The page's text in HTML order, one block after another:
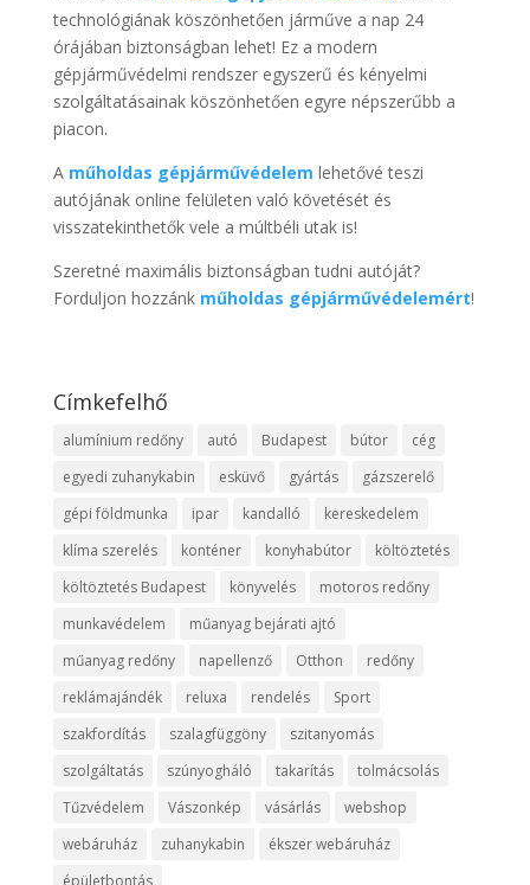
technológiának köszönhetően járműve a nap 24
órájában biztonságban lehet! Ez a modern
gépjárművédelmi rendszer egyszerű és kényelmi
szolgáltatásainak köszönhetően egyre népszerűbb a
piacon.
A műholdas gépjárművédelem lehetővé teszi
autójának online felületen való követését és
visszatekinthetők vele a múltbéli utak is!
Szeretné maximális biztonságban tudni autóját?
Forduljon hozzánk műholdas gépjárművédelemért!
Címkefelhő
alumínium redőny autó Budapest bútor
cég
egyedi zuhanykabin
esküvő gyártás
gázszerelő
gépi földmunka
ipar kandalló
kereskedelem
klíma szerelés
konténer konyhabútor
költöztetés
költöztetés Budapest
könyvelés
motoros redőny
munkavédelem
műanyag bejárati ajtó
műanyag redőny
napellenző Otthon
redőny
reklámajándék
reluxa rendelés
Sport
szakfordítás
szalagfüggöny
szitanyomás
szolgáltatás
szúnyogháló takarítás
tolmácsolás
Tűzvédelem
Vászonkép vásárlás
webshop
webáruház
zuhanykabin
ékszer webáruház
épületbontás